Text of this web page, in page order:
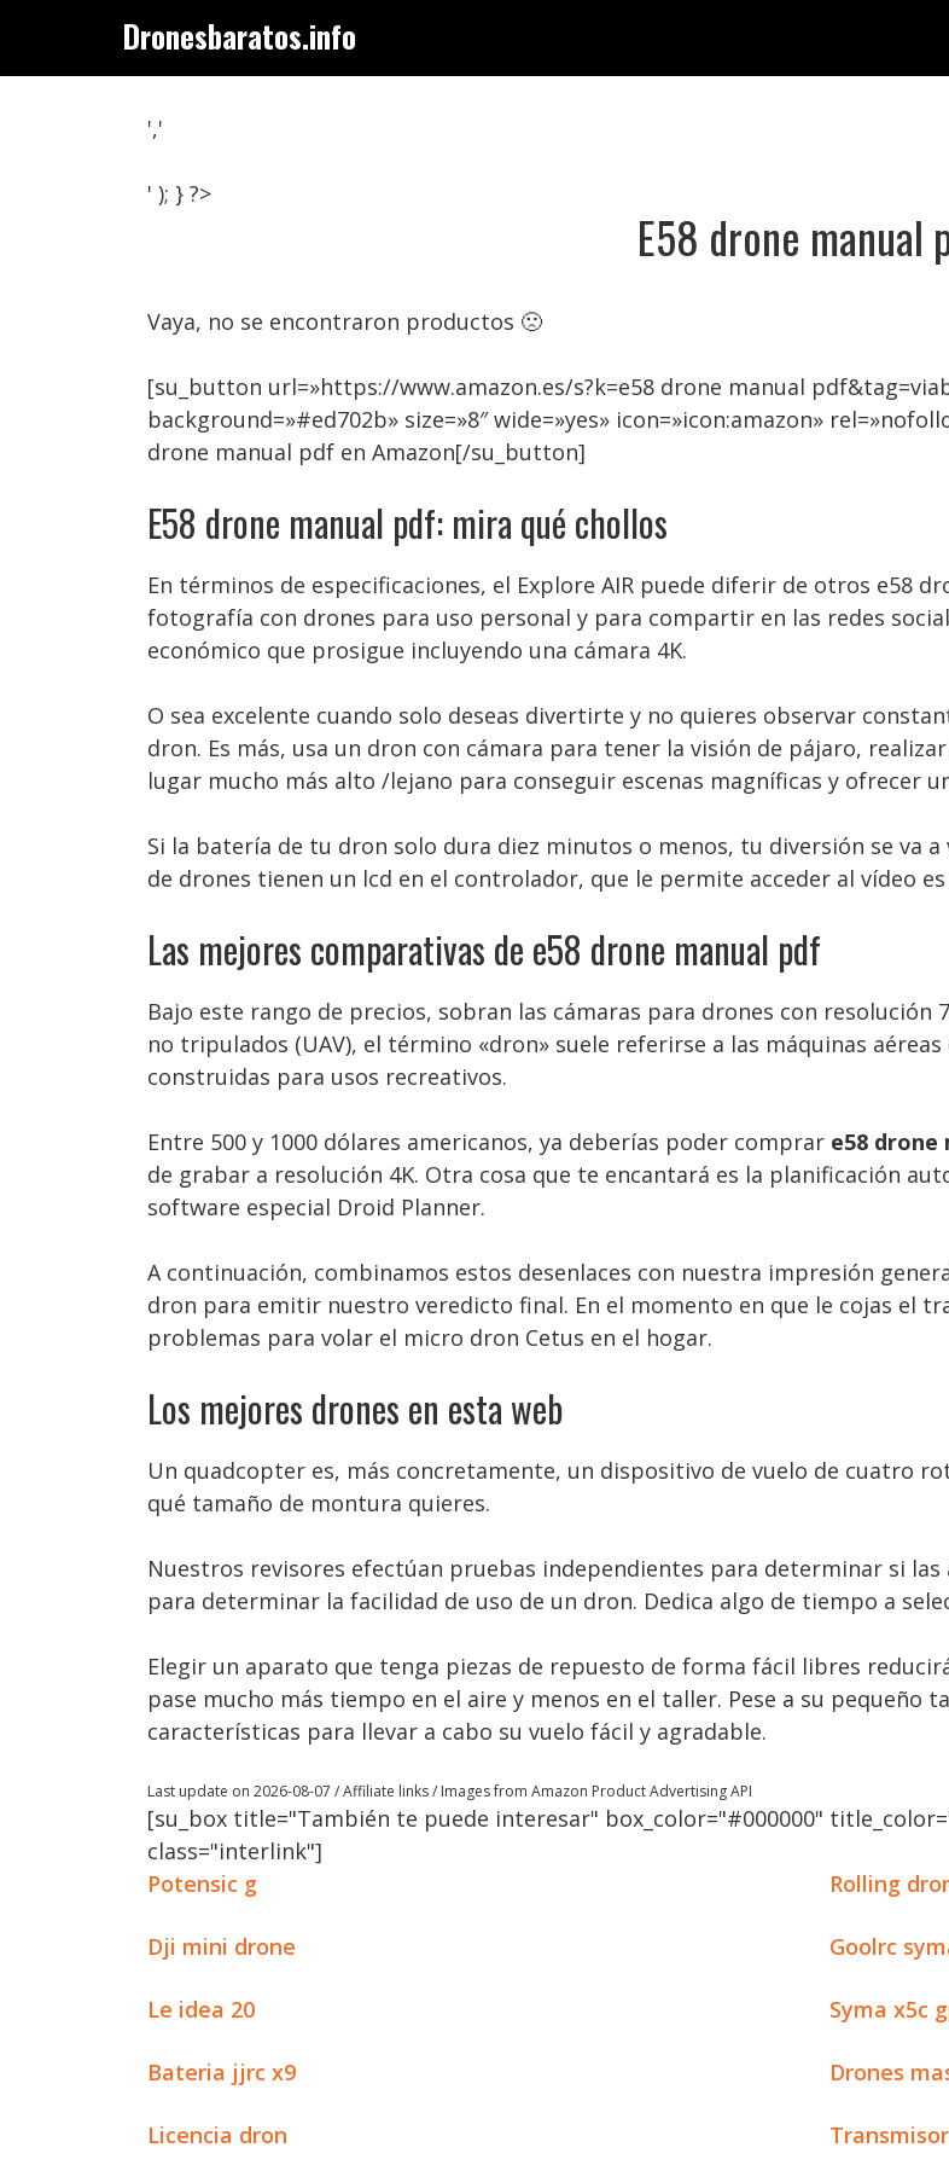
contenido
Dronesbaratos.info
','
' ); } ?>
E58 drone manual
Vaya, no se encontraron productos 🙁
[su_button url=»https://www.amazon.es/s?k=e58 drone manual
background=»#ed702b» size=»8″ wide=»yes» icon=»icon:amazon»
drone manual pdf en Amazon[/su_button]
E58 drone manual pdf: mira qué chollos
En términos de especificaciones, el Explore AIR puede diferir de otros e58
fotografía con drones para uso personal y para compartir en las redes
económico que prosigue incluyendo una cámara 4K.
O sea excelente cuando solo deseas divertirte y no quieres observar
dron. Es más, usa un dron con cámara para tener la visión de pájaro,
lugar mucho más alto /lejano para conseguir escenas magníficas y ofrecer
Si la batería de tu dron solo dura diez minutos o menos, tu diversión se va
de drones tienen un lcd en el controlador, que le permite acceder al vídeo
Las mejores comparativas de e58 drone manual pdf
Bajo este rango de precios, sobran las cámaras para drones con resolución
no tripulados (UAV), el término «dron» suele referirse a las máquinas
construidas para usos recreativos.
Entre 500 y 1000 dólares americanos, ya deberías poder comprar e58 drone
de grabar a resolución 4K. Otra cosa que te encantará es la planificación
software especial Droid Planner.
A continuación, combinamos estos desenlaces con nuestra impresión
dron para emitir nuestro veredicto final. En el momento en que le cojas el
problemas para volar el micro dron Cetus en el hogar.
Los mejores drones en esta web
Un quadcopter es, más concretamente, un dispositivo de vuelo de cuatro
qué tamaño de montura quieres.
Nuestros revisores efectúan pruebas independientes para determinar si
para determinar la facilidad de uso de un dron. Dedica algo de tiempo a
Elegir un aparato que tenga piezas de repuesto de forma fácil libres
pase mucho más tiempo en el aire y menos en el taller. Pese a su pequeño
características para llevar a cabo su vuelo fácil y agradable.
Last update on 2026-08-07 / Affiliate links / Images from Amazon Product Advertising API
[su_box title="También te puede interesar" box_color="#000000"
class="interlink"]
Potensic g
Rolling
Dji mini drone Goolrc
Le idea 20 Syma x5c
Bateria jjrc x9 Drones
Licencia dron